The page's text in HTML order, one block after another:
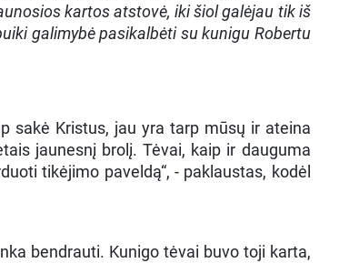
kartos atstovė, iki šiol galėjau tik iš
galimybė pasikalbėti su kunigu Robertu
sakė Kristus, jau yra tarp mūsų ir ateina
jaunesnį brolį. Tėvai, kaip ir dauguma
tikėjimo paveldą“, - paklaustas, kodėl
bendrauti. Kunigo tėvai buvo toji karta,